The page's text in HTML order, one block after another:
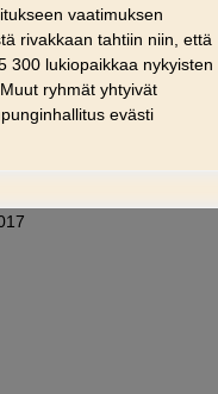
vaatimuksen
rivakkaan tahtiin niin, että
300 lukiopaikkaa nykyisten
ryhmät yhtyivät
evästi